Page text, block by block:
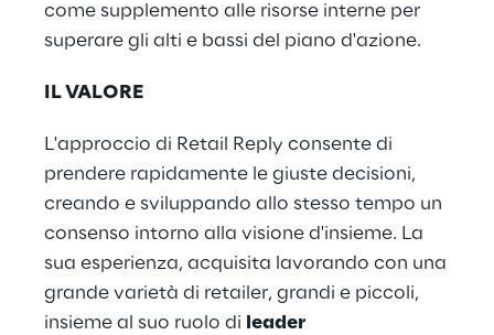
come supplemento alle risorse interne per
superare gli alti e bassi del piano d'azione.
IL VALORE
L'approccio di Retail Reply consente di
prendere rapidamente le giuste decisioni,
creando e sviluppando allo stesso tempo un
consenso intorno alla visione d'insieme. La
sua esperienza, acquisita lavorando con una
grande varietà di retailer, grandi e piccoli,
insieme al suo ruolo di leader